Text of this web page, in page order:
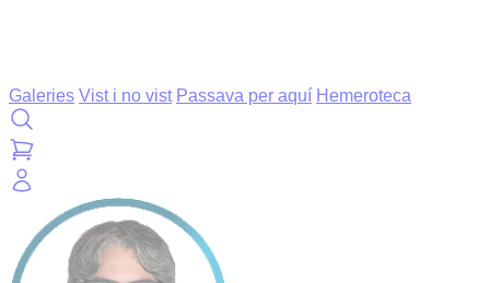
Galeries Vist i no vist Passava per aquí Hemeroteca